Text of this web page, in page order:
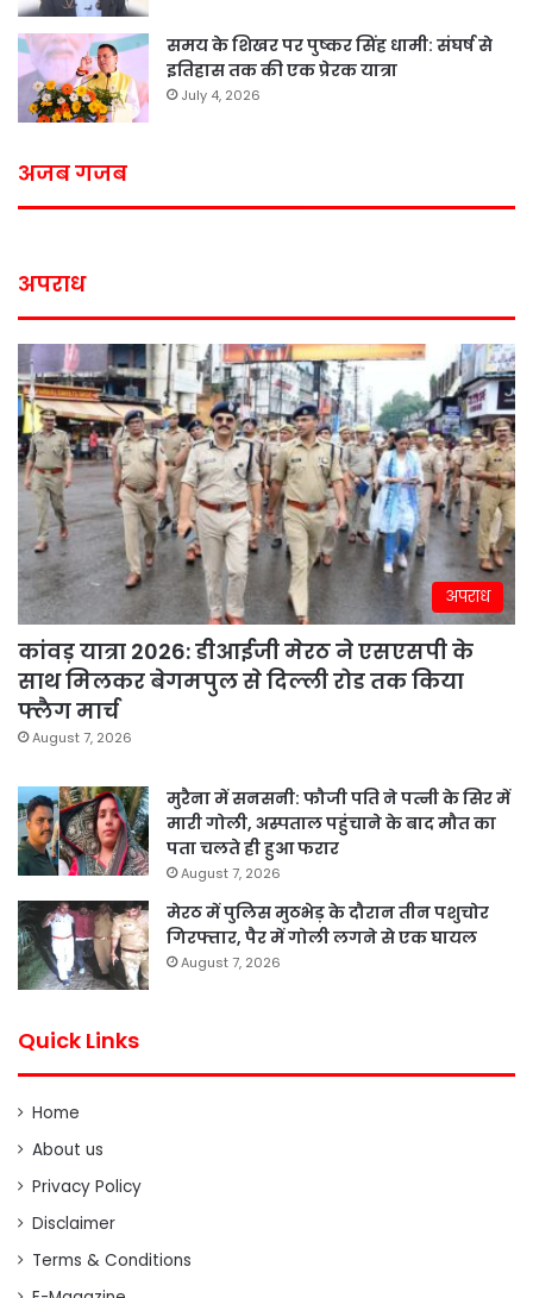
समय के शिखर पर पुष्कर सिंह धामी: संघर्ष से
इतिहास तक की एक प्रेरक यात्रा
July 4, 2026
अजब गजब
अपराध
अपराध
कांवड़ यात्रा 2026: डीआईजी मेरठ ने एसएसपी के
साथ मिलकर बेगमपुल से दिल्ली रोड तक किया
फ्लैग मार्च
August 7, 2026
मुरैना में सनसनी: फौजी पति ने पत्नी के सिर में
मारी गोली, अस्पताल पहुंचाने के बाद मौत का
पता चलते ही हुआ फरार
August 7, 2026
मेरठ में पुलिस मुठभेड़ के दौरान तीन पशुचोर
गिरफ्तार, पैर में गोली लगने से एक घायल
August 7, 2026
Quick Links
Home
About us
Privacy Policy
Disclaimer
Terms & Conditions